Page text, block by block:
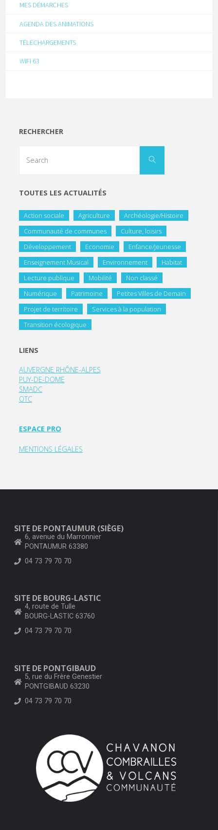
MES DÉMARCHES
AGENDA DES ANIMATIONS
TÉLÉCHARGEMENTS
WIFI 63
RECHERCHER
TOUTES LES ACTUALITÉS
Action sociale Agriculture
Archéologie/Histoire
Communauté de communes
Culture, loisirs
Développement
Economie
Enfance/Jeunesse
Enseignement Musical
Environnement
Habitat
Lecture publique
Mobilité
Non classé
Numérique
Patrimoine
Petites Villes de Demain
Projet de territoire
Services à la population
Transition écologique
LIENS
AUVERGNE RHÔNE-ALPES
PUY-DE-DOME
SMADC
OTC
ESPACE PRO
MENTIONS LÉGALES
SITE DE PONTAUMUR (SIÈGE)
6, avenue du Marronnier
PONTAUMUR 63380
04 73 79 70 70
SITE DE BOURG-LASTIC
4, route de Tulle
BOURG-LASTIC 63760
04 73 79 70 70
SITE DE PONTGIBAUD
5, rue du Frère Genestier
PONTGIBAUD 63230
04 73 79 70 70